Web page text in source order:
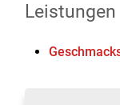
Leistungen